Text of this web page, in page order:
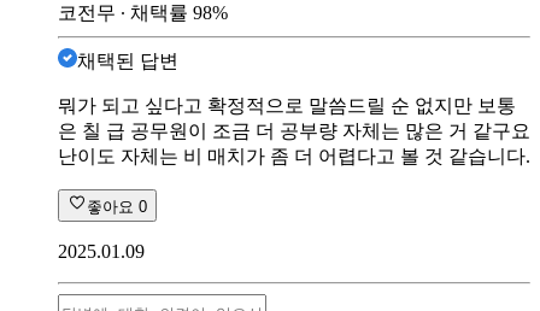
코전무 ∙ 채택률 98%
채택된 답변
뭐가 되고 싶다고 확정적으로 말씀드릴 순 없지만 보통
은 칠 급 공무원이 조금 더 공부량 자체는 많은 거 같구요
난이도 자체는 비 매치가 좀 더 어렵다고 볼 것 같습니다.
좋아요 0
2025.01.09